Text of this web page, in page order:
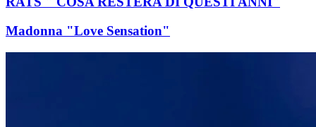
Madonna "Love Sensation"